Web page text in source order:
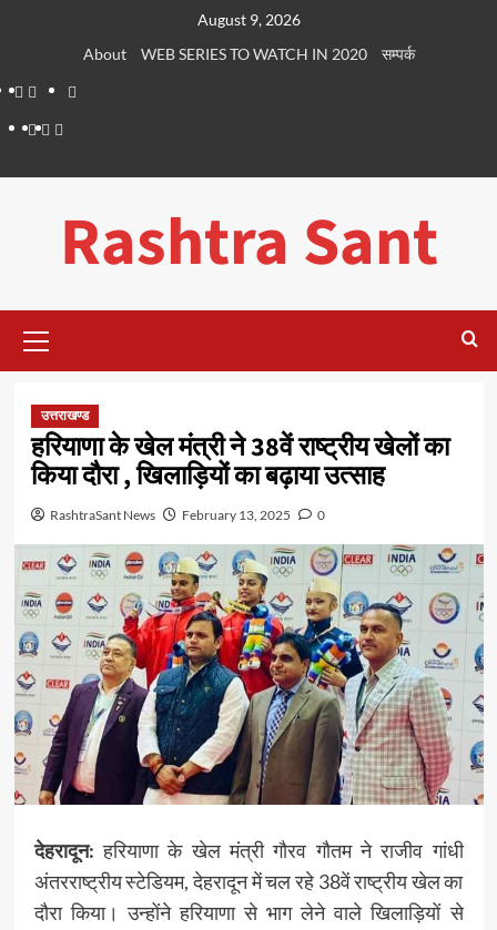
August 9, 2026
About
WEB SERIES TO WATCH IN 2020
सम्पर्क
About
WEB
SERIES
Dehradun
LifePlaces
सम्पर्क
Rashtra Sant
Menu
उत्तराखण्ड
हरियाणा के खेल मंत्री ने 38वें राष्ट्रीय खेलों का
किया दौरा , खिलाड़ियों का बढ़ाया उत्साह
RashtraSant News February 13, 2025 0
देहरादून: हरियाणा के खेल मंत्री गौरव गौतम ने राजीव गांधी
अंतरराष्ट्रीय स्टेडियम, देहरादून में चल रहे 38वें राष्ट्रीय खेल का
दौरा किया। उन्होंने हरियाणा से भाग लेने वाले खिलाड़ियों से